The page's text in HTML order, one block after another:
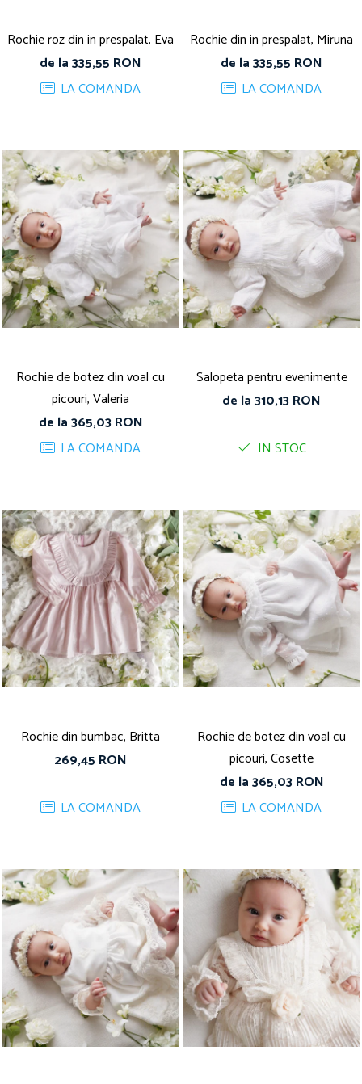
Rochie roz din in prespalat, Eva
de la 335,55 RON
LA COMANDA
Rochie din in prespalat, Miruna
de la 335,55 RON
LA COMANDA
Rochie de botez din voal cu
picouri, Valeria
de la 365,03 RON
LA COMANDA
Salopeta pentru evenimente
de la 310,13 RON
IN STOC
Rochie din bumbac, Britta
269,45 RON
LA COMANDA
Rochie de botez din voal cu
picouri, Cosette
de la 365,03 RON
LA COMANDA